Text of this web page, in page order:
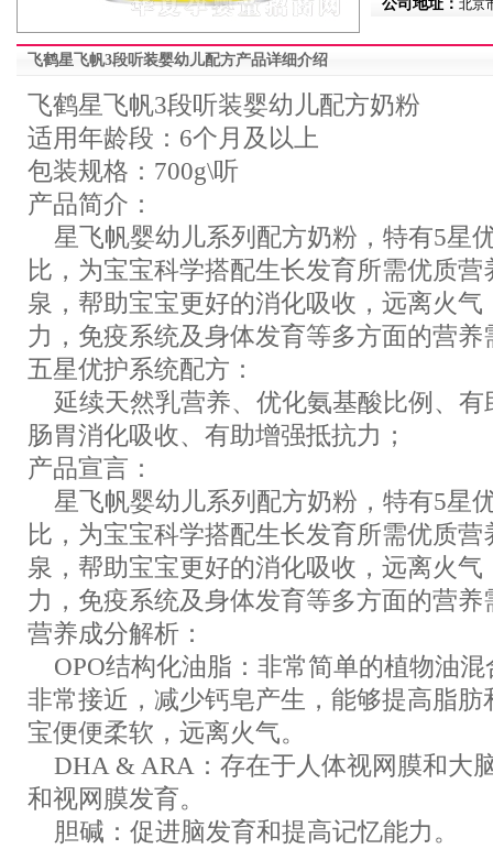
公司地址： 北京
飞鹤星飞帆3段听装婴幼儿配方产品详细介绍
飞鹤星飞帆3段听装婴幼儿配方奶粉
适用年龄段：6个月及以上
包装规格：700g\听
产品简介：
星飞帆婴幼儿系列配方奶粉，特有5星
比，为宝宝科学搭配生长发育所需优质
泉，帮助宝宝更好的消化吸收，远离火
力，免疫系统及身体发育等多方面的营养
五星优护系统配方：
延续天然乳营养、优化氨基酸比例、有
肠胃消化吸收、有助增强抵抗力；
产品宣言：
星飞帆婴幼儿系列配方奶粉，特有5星
比，为宝宝科学搭配生长发育所需优质
泉，帮助宝宝更好的消化吸收，远离火
力，免疫系统及身体发育等多方面的营养
营养成分解析：
OPO结构化油脂：非常简单的植物油
非常接近，减少钙皂产生，能够提高脂
宝便便柔软，远离火气。
DHA & ARA：存在于人体视网膜和大
和视网膜发育。
胆碱：促进脑发育和提高记忆能力。